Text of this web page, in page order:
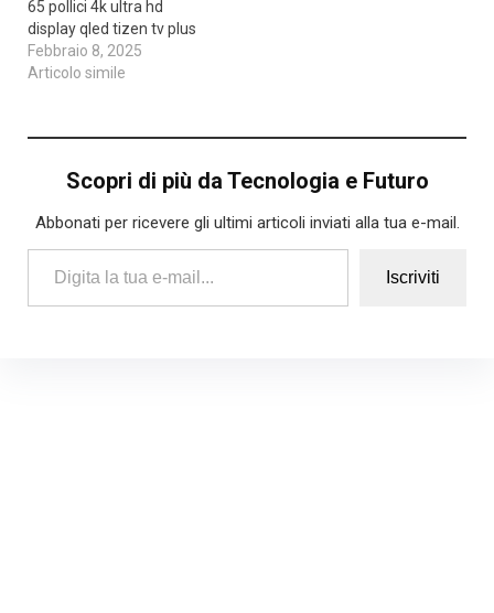
65 pollici 4k ultra hd
display qled tizen tv plus
Febbraio 8, 2025
Articolo simile
Scopri di più da Tecnologia e Futuro
Abbonati per ricevere gli ultimi articoli inviati alla tua e-mail.
Digita la tua e-mail...
Iscriviti